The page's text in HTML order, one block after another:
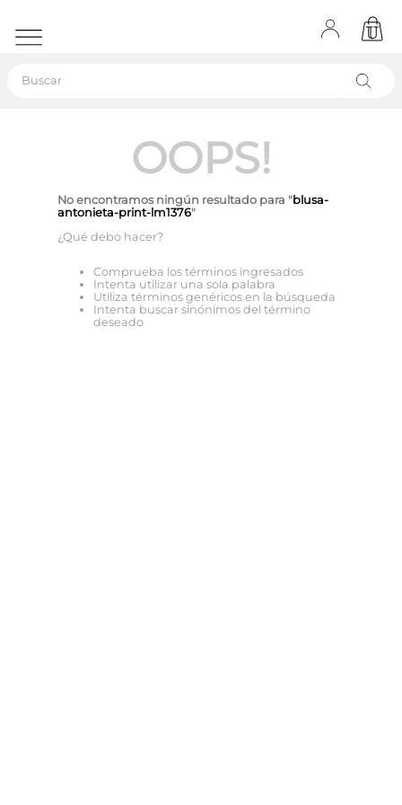
OOPS!
No encontramos ningún resultado para "blusa-
antonieta-print-lm1376"
¿Qué debo hacer?
Comprueba los términos ingresados
Intenta utilizar una sola palabra
Utiliza términos genéricos en la búsqueda
Intenta buscar sinónimos del término
deseado